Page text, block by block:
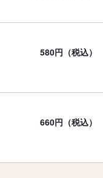
580円（税込）
660円（税込）